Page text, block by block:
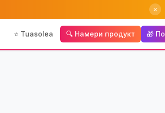
×
⭐ Tuasolea 🔍 Намери продукт 🎁